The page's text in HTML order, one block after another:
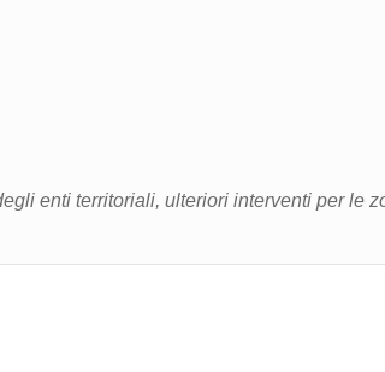
enti territoriali, ulteriori interventi per le